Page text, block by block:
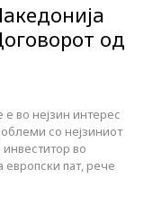
од
во нејзин интерес
со нејзиниот
инвеститор во
европски пат, рече